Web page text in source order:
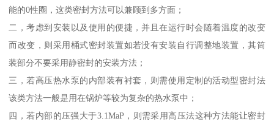
能的0性圈，这类密封方法可以兼顾到多方面；
二，考虑到安装以及使用的便捷，并且在运行时会随着温度的改变
而改变，则采用桶式密封装置如若没有安装自行调整地装置，其筒
装部分不要采用静密封的安装方法；
三，若高压热水泵的内部装有衬套，则需使用定制的活动型密封法
该类方法一般是用在锅炉等较为复杂的热水泵中；
四，若内部的压强大于3.1MaP，则需采用高压法这种方法能让密封